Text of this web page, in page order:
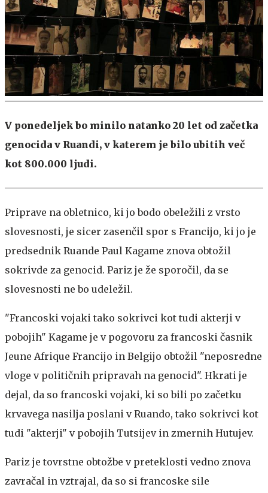
V ponedeljek bo minilo natanko 20 let od začetka
genocida v Ruandi, v katerem je bilo ubitih več
kot 800.000 ljudi.
Priprave na obletnico, ki jo bodo obeležili z vrsto
slovesnosti, je sicer zasenčil spor s Francijo, ki jo je
predsednik Ruande Paul Kagame znova obtožil
sokrivde za genocid. Pariz je že sporočil, da se
slovesnosti ne bo udeležil.
"Francoski vojaki tako sokrivci kot tudi akterji v
pobojih" Kagame je v pogovoru za francoski časnik
Jeune Afrique Francijo in Belgijo obtožil "neposredne
vloge v političnih pripravah na genocid". Hkrati je
dejal, da so francoski vojaki, ki so bili po začetku
krvavega nasilja poslani v Ruando, tako sokrivci kot
tudi "akterji" v pobojih Tutsijev in zmernih Hutujev.
Pariz je tovrstne obtožbe v preteklosti vedno znova
zavračal in vztrajal, da so si francoske sile